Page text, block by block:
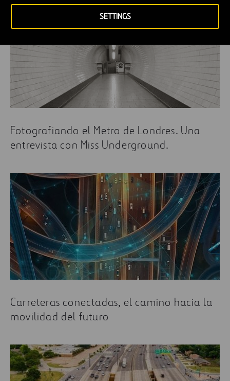
SETTINGS
Fotografiando el Metro de Londres. Una
entrevista con Miss Underground.
Carreteras conectadas, el camino hacia la
movilidad del futuro